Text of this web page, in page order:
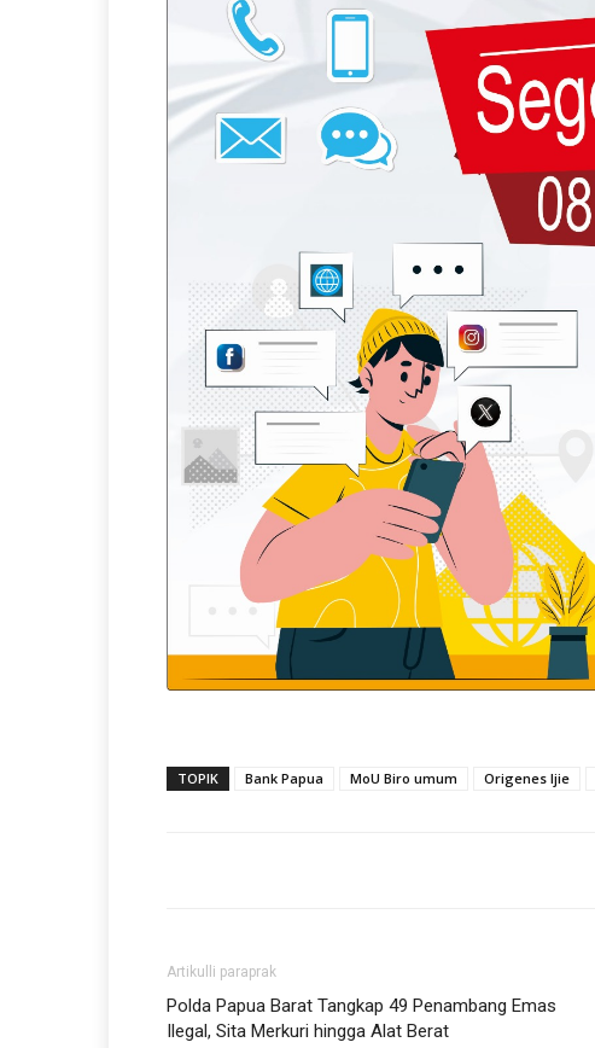
TOPIK Bank Papua MoU Biro umum Origenes Ijie
Artikulli paraprak
Polda Papua Barat Tangkap 49 Penambang Emas
Ilegal, Sita Merkuri hingga Alat Berat